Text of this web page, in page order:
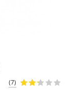
(7)